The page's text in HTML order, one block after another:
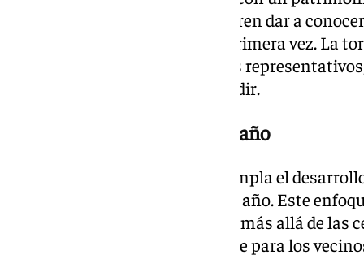
responsables municipales quieren dar a
como a quienes lo visitan por primera vez. La
elementos arquitectónicos más
histórica que se pretende difundir.
Actividades durante todo el año
La hoja de ruta acordada contempla el
distribuidas a lo largo de todo el año. Este
una programación continuada, más allá de las
consolidar así una oferta estable para los